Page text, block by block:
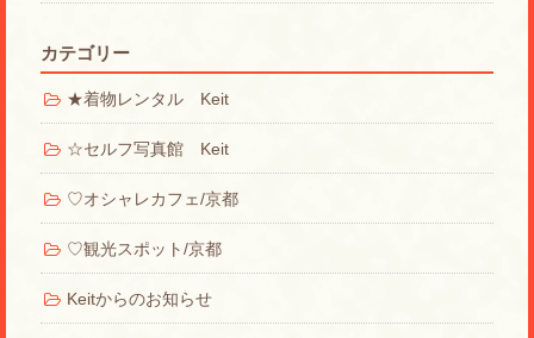
カテゴリー
★着物レンタル Keit
☆セルフ写真館 Keit
♡オシャレカフェ/京都
♡観光スポット/京都
Keitからのお知らせ